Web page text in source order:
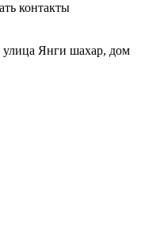
контакты
Янги шахар, дом